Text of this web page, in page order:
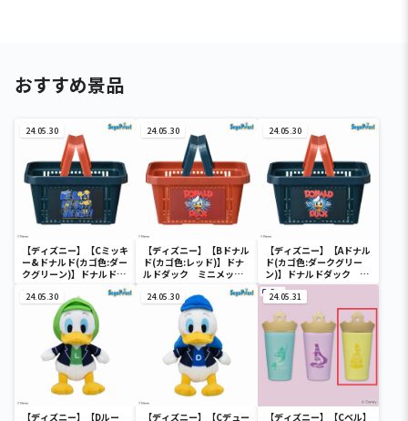
おすすめ景品
24.05.30
【ディズニー】【Cミッキ
ー&ドナルド(カゴ色:ダー
クグリーン)】ドナルドダ
ック ミニメッシュカゴ
24.05.30
【ディズニー】【Bドナル
ド(カゴ色:レッド)】ドナ
ルドダック ミニメッシ
24.05.30
【ディズニー】【Aドナル
ド(カゴ色:ダークグリー
ン)】ドナルドダック ミ
ニメッシュカゴ
24.05.30
【ディズニー】【Dルー
24.05.30
【ディズニー】【Cデュー
24.05.31
【ディズニー】【Cベル】